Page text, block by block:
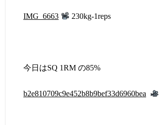
IMG_6663 230kg-1reps
今日はSQ 1RM の85%
b2e810709c9e452b8b9bef33d6960bea